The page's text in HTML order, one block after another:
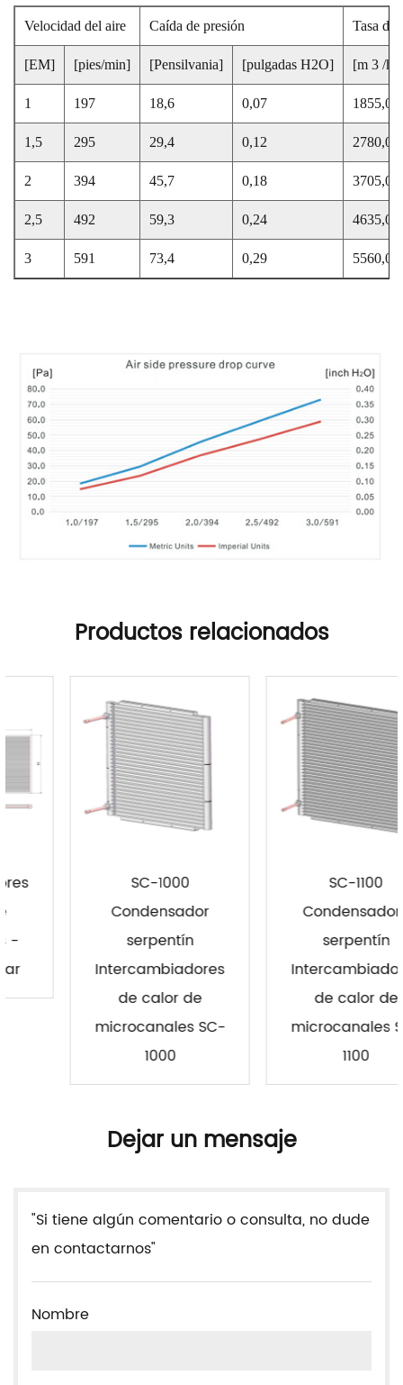
Velocidad del aire Caída de presión Tasa de
[EM] [pies/min] [Pensilvania] [pulgadas H2O] [m 3 /h]
1 197 18,6 0,07 1855,0
1,5 295 29,4 0,12 2780,0
2 394 45,7 0,18 3705,0
2,5 492 59,3 0,24 4635,0
3 591 73,4 0,29 5560,0
Productos relacionados
SC-1000
Condensador
serpentín
Intercambiadores
de calor de
microcanales SC-
Condensadore
serpentín
Intercambiadores
de calor de
microcanales SC-
Dejar un mensaje
"Si tiene algún comentario o consulta, no dude
en contactarnos"
Nombre